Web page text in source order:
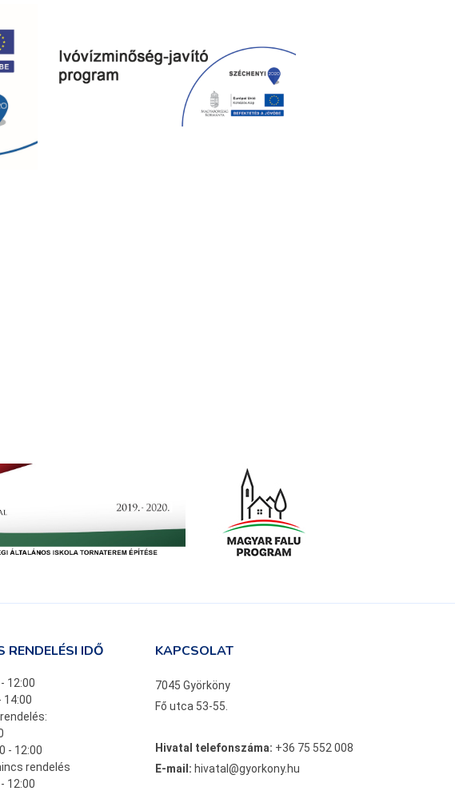
RENDELÉSI IDŐ
12:00
14:00
- 12:00
rendelés
12:00
KAPCSOLAT
7045 Györköny
Fő utca 53-55.
Hivatal telefonszáma: +36 75 552 008
E-mail: hivatal@gyorkony.hu